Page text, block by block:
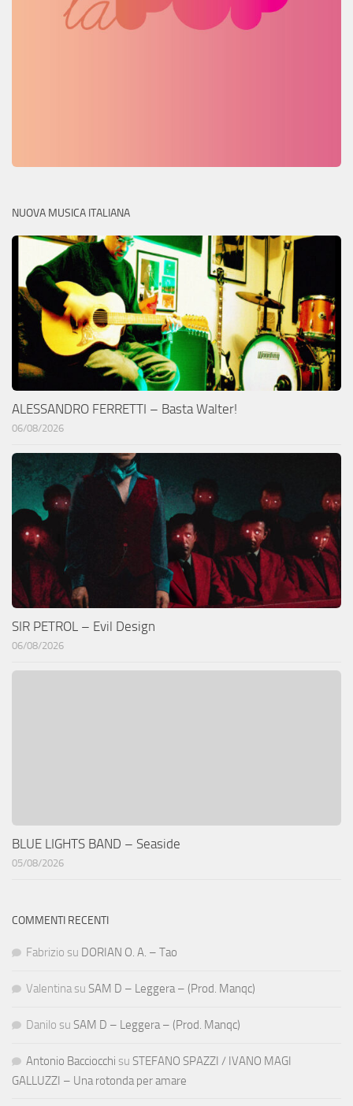
NUOVA MUSICA ITALIANA
ALESSANDRO FERRETTI – Basta Walter!
06/08/2026
SIR PETROL – Evil Design
06/08/2026
BLUE LIGHTS BAND – Seaside
05/08/2026
COMMENTI RECENTI
Fabrizio su DORIAN O. A. – Tao
Valentina su SAM D – Leggera – (Prod. Manqc)
Danilo su SAM D – Leggera – (Prod. Manqc)
Antonio Bacciocchi su STEFANO SPAZZI / IVANO MAGI
GALLUZZI – Una rotonda per amare